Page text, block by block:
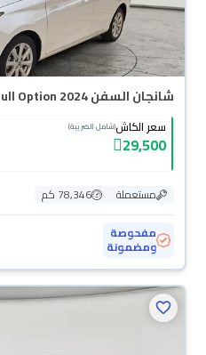
شانجان السفن Full Option 2024
سعر الكاش(شامل الضريبة)
29,500
مستعملة
78,346 كم
مفحوصة
ومضمونة
محجوزة